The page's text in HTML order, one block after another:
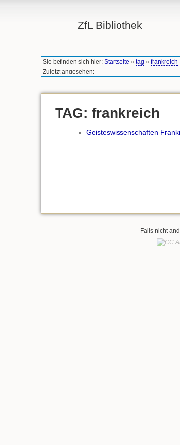
ZfL Bibliothek
Sie befinden sich hier:Startseite »tag »frankreich
Zuletzt angesehen:
TAG: frankreich
Geisteswissenschaften
Falls nicht